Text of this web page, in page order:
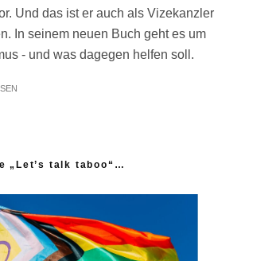
Und das ist er auch als Vizekanzler
In seinem neuen Buch geht es um
- und was dagegen helfen soll.
„Let’s talk taboo“…